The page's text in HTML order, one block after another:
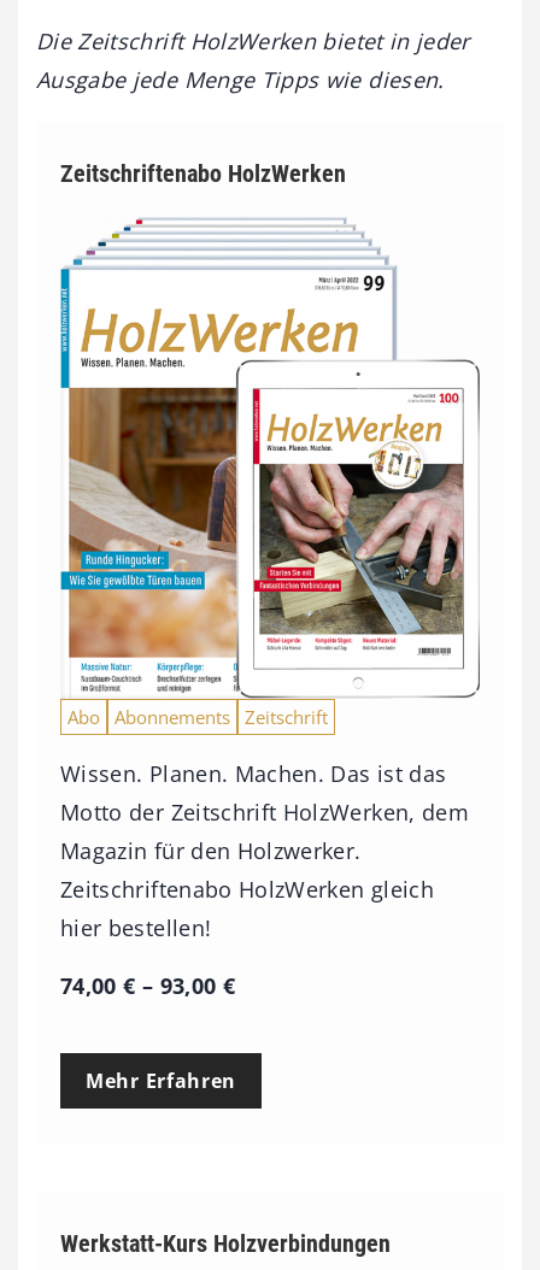
Die Zeitschrift HolzWerken bietet in jeder
Ausgabe jede Menge Tipps wie diesen.
Zeitschriftenabo HolzWerken
Abo Abonnements Zeitschrift
Wissen. Planen. Machen. Das ist das
Motto der Zeitschrift HolzWerken, dem
Magazin für den Holzwerker.
Zeitschriftenabo HolzWerken gleich
hier bestellen!
74,00€ – 93,00 €P
e
a
Mehr Erfahren
Werkstatt-Kurs Holzverbindungen